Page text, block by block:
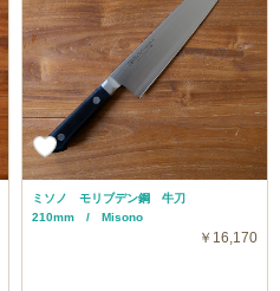
ミソノ モリブデン鋼 牛刀
210mm / Misono
￥16,170